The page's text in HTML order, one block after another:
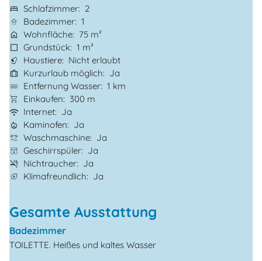
Schlafzimmer
2
Badezimmer 1
Wohnfläche
75 m²
Grundstück
1 m²
Haustiere
Nicht erlaubt
Kurzurlaub möglich
Ja
Entfernung Wasser 1 km
Einkaufen
300 m
Internet
Ja
Kaminofen
Ja
Waschmaschine
Ja
Geschirrspüler
Ja
Nichtraucher
Ja
Klimafreundlich
Ja
Gesamte Ausstattung
Badezimmer
TOILETTE. Heißes und kaltes Wasser